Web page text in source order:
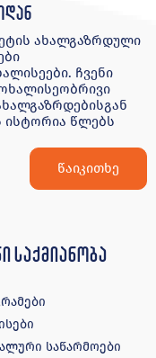
ახალგაზრდული
ჩვენი
ისტორია წლებს
წაიკითხე
საქმიანობა
საწარმოები